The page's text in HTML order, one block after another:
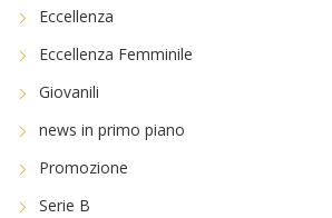
Eccellenza
Eccellenza Femminile
Giovanili
news in primo piano
Promozione
Serie B